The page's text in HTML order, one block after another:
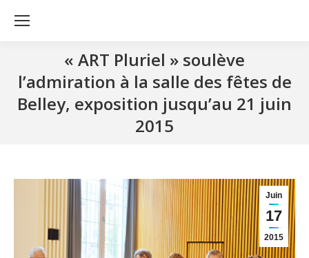
« ART Pluriel » soulève
l’admiration à la salle des fêtes de
Belley, exposition jusqu’au 21 juin
2015
Juin
17
2015